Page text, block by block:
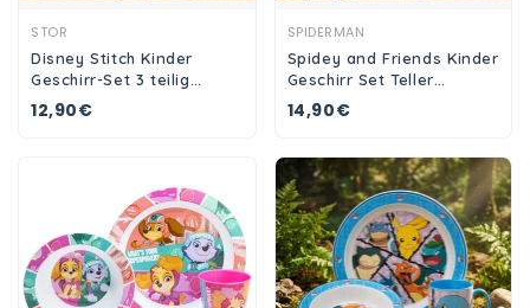
STOR
Disney Stitch Kinder
Geschirr-Set 3 teilig
Becher Teller Schüssel
Frühstücksset
12,90€
Ansehen
SPIDERMAN
Spidey and Friends Kinder
Geschirr Set Teller
Schüssel Becher
14,90€